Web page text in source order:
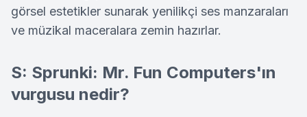
görsel estetikler sunarak yenilikçi ses manzaraları
ve müzikal maceralara zemin hazırlar.
S: Sprunki: Mr. Fun Computers'ın
vurgusu nedir?